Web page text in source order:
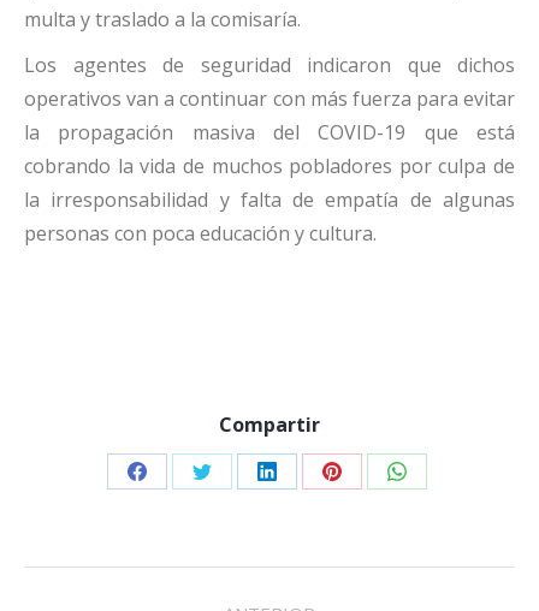
multa y traslado a la comisaría.
Los agentes de seguridad indicaron que dichos
operativos van a continuar con más fuerza para evitar
la propagación masiva del COVID-19 que está
cobrando la vida de muchos pobladores por culpa de
la irresponsabilidad y falta de empatía de algunas
personas con poca educación y cultura.
Compartir
Share
Facebook
Share
Twitter
Share
LinkedIn
Share
Pinterest
Share
WhatsApp